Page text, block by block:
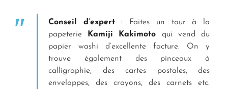
Conseil d’expert: Faites un tour à la
papeterie
Kamiji Kakimoto qui vend du
papier washi d’excellente facture. On y
trouve également des pinceaux à
calligraphie, des cartes postales, des
enveloppes, des crayons, des carnets etc.